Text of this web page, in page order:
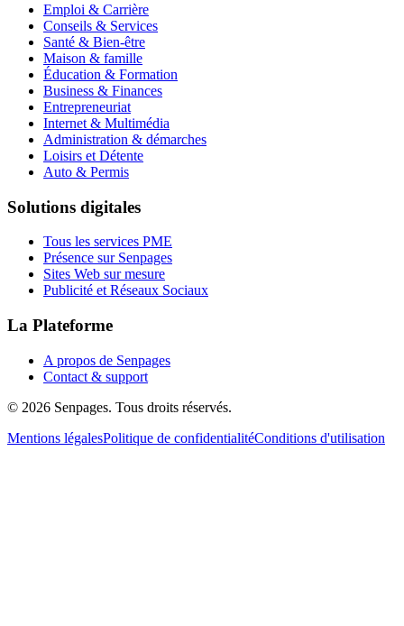
Emploi & Carrière
Conseils & Services
Santé & Bien-être
Maison & famille
Éducation & Formation
Business & Finances
Entrepreneuriat
Internet & Multimédia
Administration & démarches
Loisirs et Détente
Auto & Permis
Solutions digitales
Tous les services PME
Présence sur Senpages
Sites Web sur mesure
Publicité et Réseaux Sociaux
La Plateforme
A propos de Senpages
Contact & support
© 2026 Senpages. Tous droits réservés.
Mentions légalesPolitique de confidentialitéConditions d'utilisation